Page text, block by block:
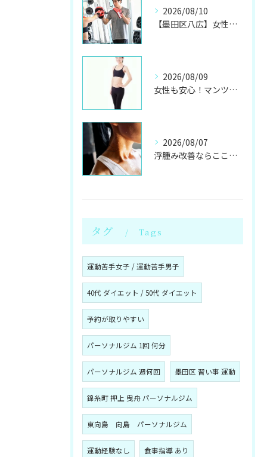
2026/08/10
【墨田区八広】女性も安心！マンツーマン指導でキックボクシング
2026/08/09
女性も安心！マンツーマン指導で楽しく美痩せ
2026/08/07
浮腫み改善ならここ！岩盤浴併設のパーソナル
タグ Tags
運動苦手女子 / 運動苦手男子
40代 ダイエット / 50代 ダイエット
予約が取りやすい
パーソナルジム 1回 何分
パーソナルジム 週何回 墨田区 習い事 運動
錦糸町 押上 曳舟 パーソナルジム
東向島 向島 パーソナルジム
運動経験なし 食事指導 あり